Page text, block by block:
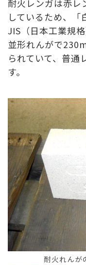
耐火レンガは赤レ
しているため、「
JIS（日本工業規
並形れんがで
られていて、普通
す。
耐火れんが